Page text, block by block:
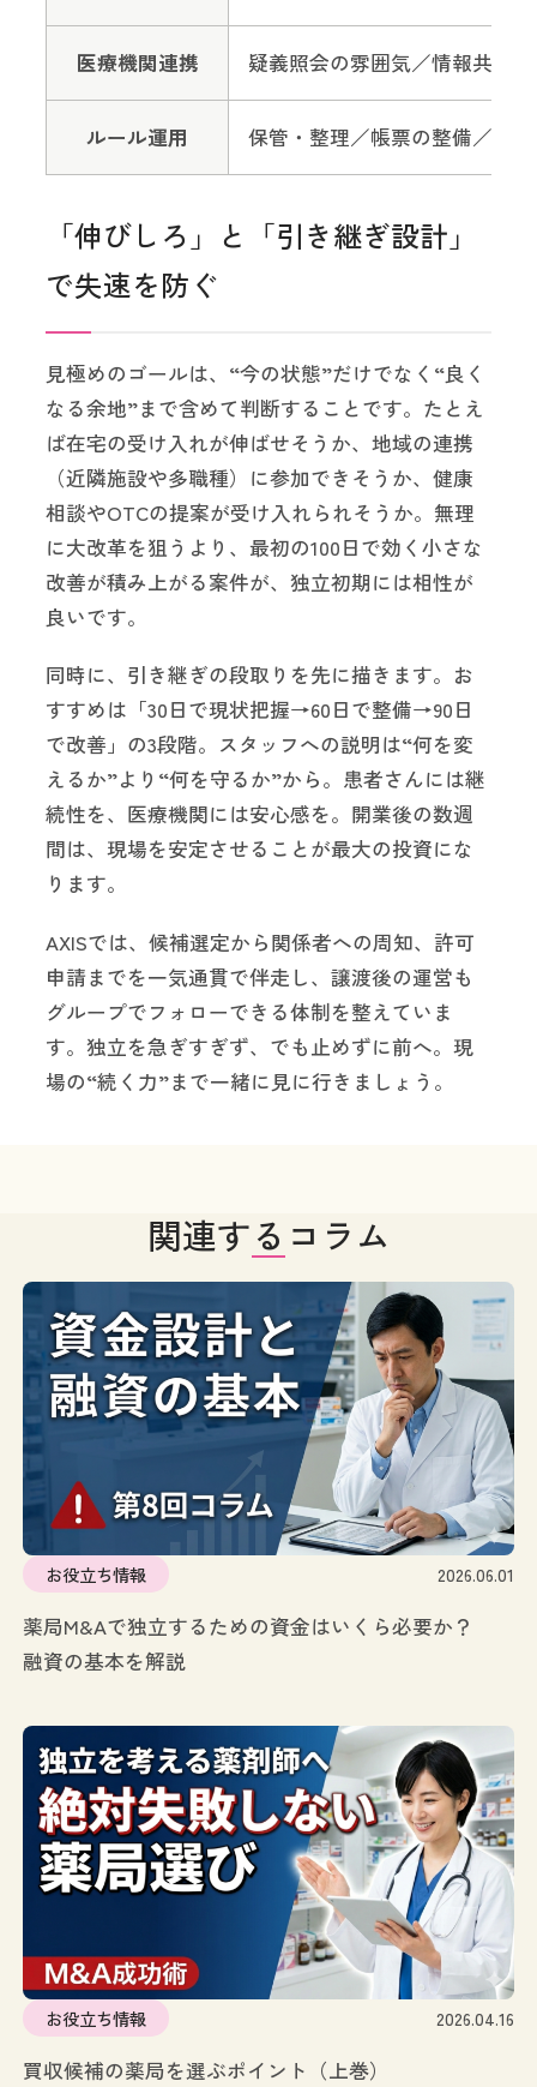
医療機関連携 疑義照会の雰囲気／情報共有
ルール運用 保管・整理／帳票の整備／説
「伸びしろ」と「引き継ぎ設計」
で失速を防ぐ
見極めのゴールは、“今の状態”だけでなく“良く
なる余地”まで含めて判断することです。たとえ
ば在宅の受け入れが伸ばせそうか、地域の連携
（近隣施設や多職種）に参加できそうか、健康
相談やOTCの提案が受け入れられそうか。無理
に大改革を狙うより、最初の100日で効く小さな
改善が積み上がる案件が、独立初期には相性が
良いです。
同時に、引き継ぎの段取りを先に描きます。お
すすめは「30日で現状把握→60日で整備→90日
で改善」の3段階。スタッフへの説明は“何を変
えるか”より“何を守るか”から。患者さんには継
続性を、医療機関には安心感を。開業後の数週
間は、現場を安定させることが最大の投資にな
ります。
AXISでは、候補選定から関係者への周知、許可
申請までを一気通貫で伴走し、譲渡後の運営も
グループでフォローできる体制を整えていま
す。独立を急ぎすぎず、でも止めずに前へ。現
場の“続く力”まで一緒に見に行きましょう。
関連するコラム
お役立ち情報 2026.06.01
薬局M&Aで独立するための資金はいくら必要か？
融資の基本を解説
お役立ち情報 2026.04.16
買収候補の薬局を選ぶポイント（上巻）